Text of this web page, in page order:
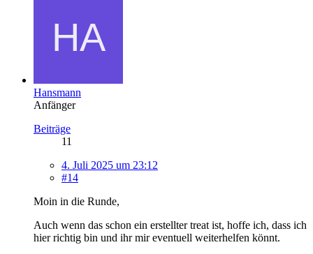
Hansmann
Anfänger
Beiträge
11
4. Juli 2025 um 23:12
#14
Moin in die Runde,
Auch wenn das schon ein erstellter treat ist, hoffe ich, dass ich
hier richtig bin und ihr mir eventuell weiterhelfen könnt.